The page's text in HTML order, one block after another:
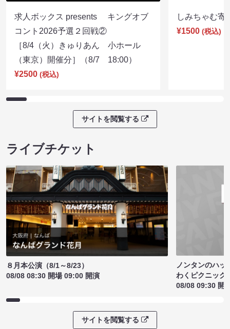
求人ボックス presents キングオブ
コント2026予選２回戦②
［8/4（火）きゅりあん 小ホール
（東京）開催分］（8/7 18:00）
¥2500 (税込)
しみちゃむ
¥1500 (税込)
サイトを閲覧する
ライブチケット
８月本公演（8/1～8/23）
08/08 08:30 開場 09:00 開演
ノンタンのハッ
わくピクニック
08/08 09:30 開
サイトを閲覧する